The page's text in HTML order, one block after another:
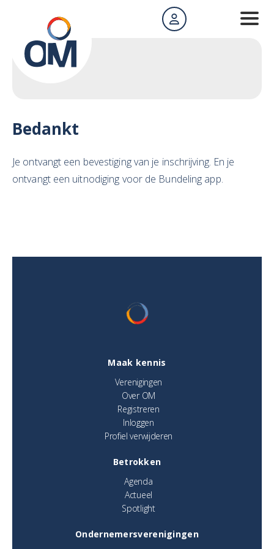
Bedankt
Je ontvangt een bevestiging van je inschrijving. En je
ontvangt een uitnodiging voor de Bundeling app.
Maak kennis
Verenigingen
Over OM
Registreren
Inloggen
Profiel verwijderen
Betrokken
Agenda
Actueel
Spotlight
Ondernemersverenigingen